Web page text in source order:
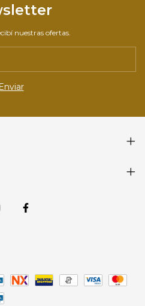
nuestras ofertas.